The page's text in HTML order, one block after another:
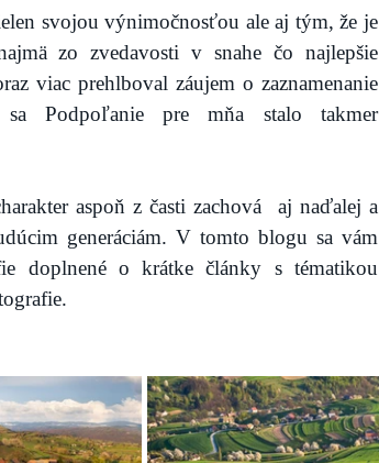
svojou výnimočnosťou ale aj tým, že je
zo zvedavosti v snahe čo najlepšie
viac prehlboval záujem o zaznamenanie
Podpoľanie pre mňa stalo takmer
aspoň z časti zachová  aj naďalej a
generáciám. V tomto blogu sa vám
doplnené o krátke články s tématikou